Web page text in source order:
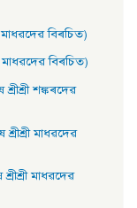
বিৰচিত)
বিৰচিত)
শঙ্কৰদেৱ
মাধৱদেৱ
মাধৱদেৱ